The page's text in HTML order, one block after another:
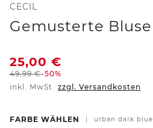
CECIL
Gemusterte Bluse
25,00 €
49,99€-50%
inkl. MwSt. zzgl. Versandkosten
FARBE WÄHLEN urban dark blue